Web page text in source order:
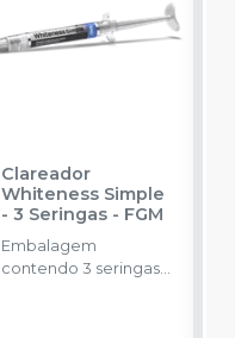
Clareador
Whiteness Simple
- 3 Seringas- FGM
Embalagem
contendo 3 seringas